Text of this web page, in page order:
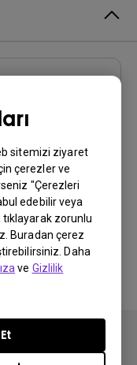
sitemizi ziyaret
çerezler ve
"Çerezleri
edebilir veya
zorunlu
Buradan çerez
Daha
ve Gizlilik